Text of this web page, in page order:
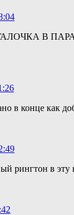
В
в конце как
рингтон в